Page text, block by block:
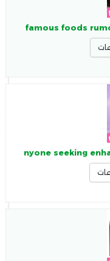
famous foods
anyone seeking